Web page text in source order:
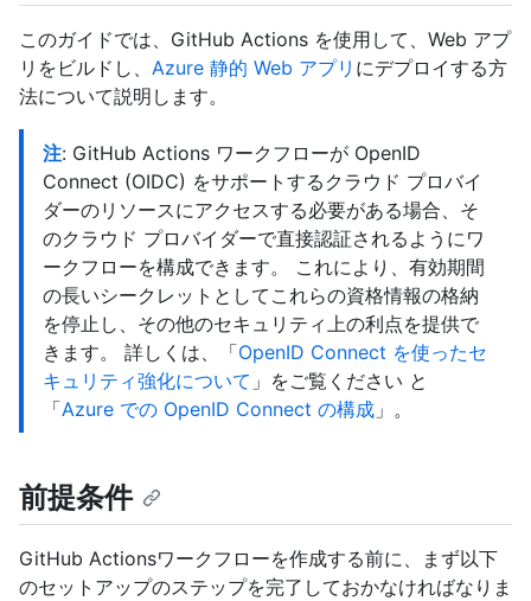
このガイドでは、GitHub Actions を使用して、Web アプ
リをビルドし、 Azure 静的 Web アプリ にデプロイする方
法について説明します。
注: GitHub Actions ワークフローが OpenID
Connect (OIDC) をサポートするクラウド プロバイ
ダーのリソースにアクセスする必要がある場合、そ
のクラウド プロバイダーで直接認証されるようにワ
ークフローを構成できます。 これにより、有効期間
の長いシークレットとしてこれらの資格情報の格納
を停止し、その他のセキュリティ上の利点を提供で
きます。 詳しくは、「OpenID Connect を使ったセ
キュリティ強化について 」をご覧ください と
「Azure での OpenID Connect の構成 」。
前提条件
GitHub Actionsワークフローを作成する前に、まず以下
のセットアップのステップを完了しておかなければなりま